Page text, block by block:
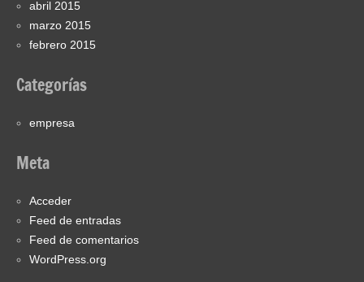
abril 2015
marzo 2015
febrero 2015
Categorías
empresa
Meta
Acceder
Feed de entradas
Feed de comentarios
WordPress.org